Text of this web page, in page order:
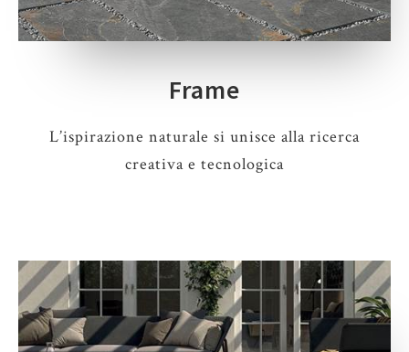
Frame
L’ispirazione naturale si unisce alla ricerca
creativa e tecnologica